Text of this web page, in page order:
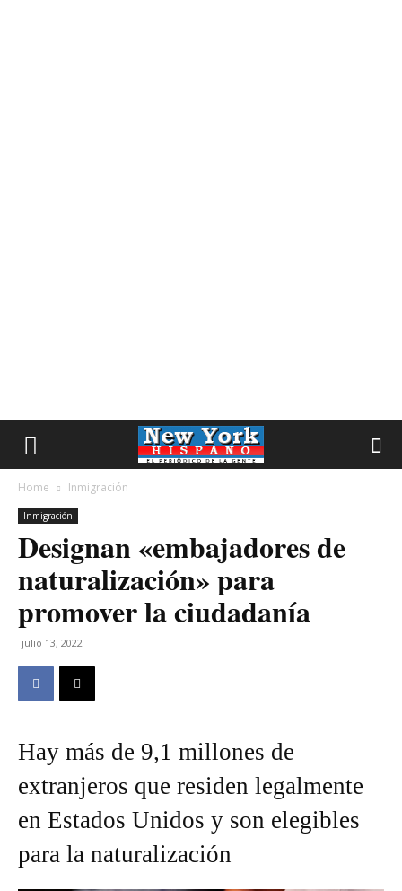
Home Inmigración
Inmigración
Designan «embajadores de
naturalización» para
promover la ciudadanía
julio 13, 2022
Hay más de 9,1 millones de
extranjeros que residen legalmente
en Estados Unidos y son elegibles
para la naturalización